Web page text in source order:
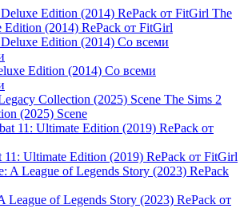
The
Edition (2014) RePack от FitGirl
Edition (2014) Со всеми
The Sims 2
(2025) Scene
Ultimate Edition (2019) RePack от FitGirl
League of Legends Story (2023) RePack от